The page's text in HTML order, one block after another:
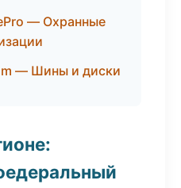
— Охранные
— Шины и диски